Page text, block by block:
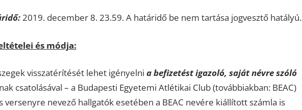
2019. december 8. 23.59. A határidő be nem tartása jogvesztő hatályú.
és módja:
visszatérítését lehet igényelni a befizetést igazoló, saját névre szóló
csatolásával – a Budapesti Egyetemi Atlétikai Club (továbbiakban: BEAC)
nevező hallgatók esetében a BEAC nevére kiállított számla is